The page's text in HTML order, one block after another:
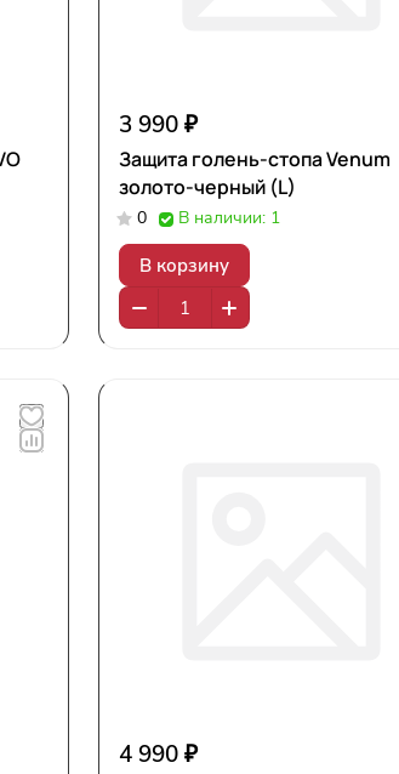
3 990 ₽
Защита голень-стопа Venum
золото-черный (L)
0 В наличии: 1
В корзину
4 990 ₽